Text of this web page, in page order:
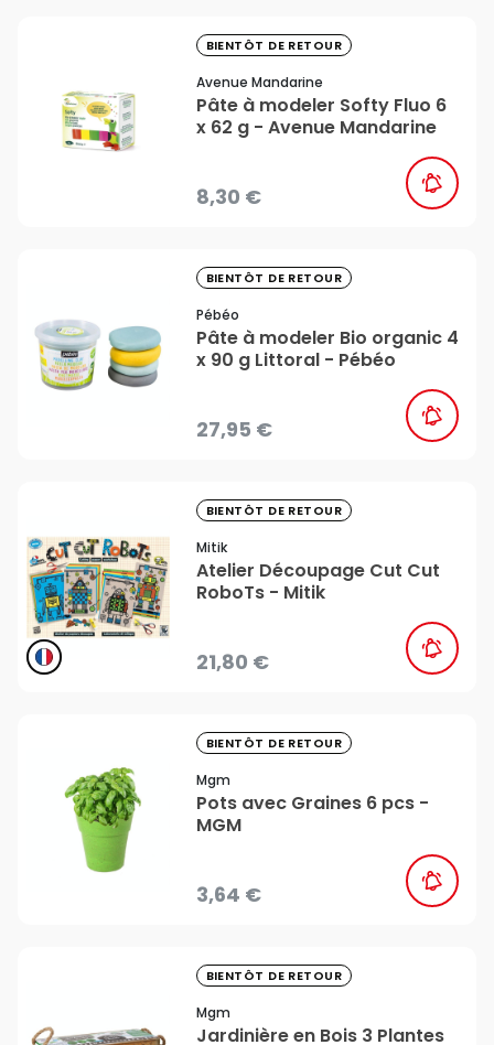
BIENTÔT DE RETOUR
Avenue Mandarine
Pâte à modeler Softy Fluo 6
x 62 g - Avenue Mandarine
8,30 €
BIENTÔT DE RETOUR
Pébéo
Pâte à modeler Bio organic 4
x 90 g Littoral - Pébéo
27,95 €
BIENTÔT DE RETOUR
Mitik
Atelier Découpage Cut Cut
RoboTs - Mitik
21,80 €
BIENTÔT DE RETOUR
Mgm
Pots avec Graines 6 pcs -
MGM
3,64 €
BIENTÔT DE RETOUR
Mgm
Jardinière en Bois 3 Plantes